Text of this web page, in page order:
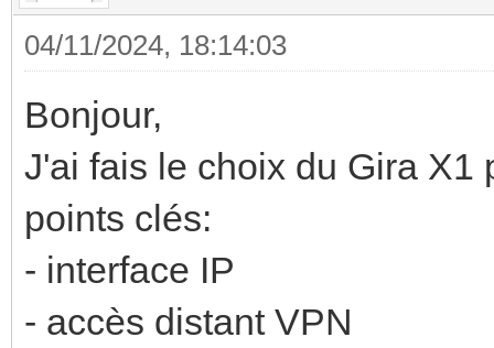
04/11/2024, 18:14:03
Bonjour,
J'ai fais le choix du Gira X1
points clés:
- interface IP
- accès distant VPN